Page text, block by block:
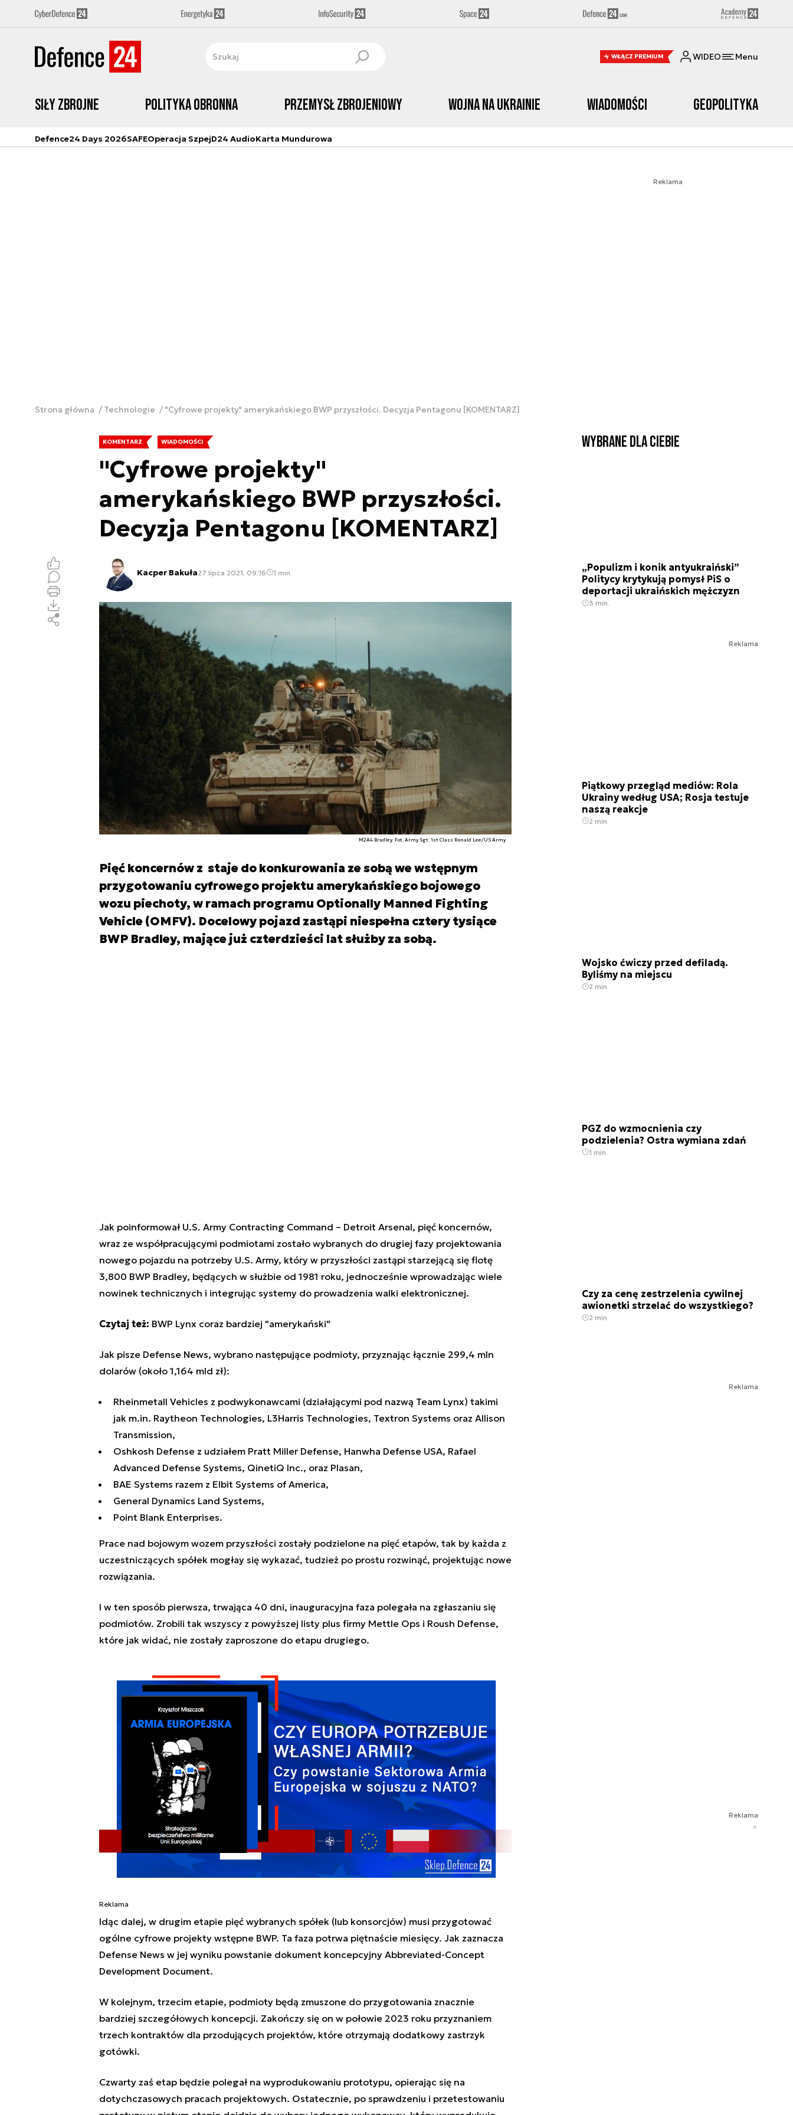
WŁĄCZ PREMIUM WIDEO Menu
Siły zbrojne Polityka obronna Przemysł Zbrojeniowy Wojna na Ukrainie Wiadomości Geopolityka
Defence24 Days 2026SAFEOperacja SzpejD24 AudioKarta Mundurowa
Reklama
Strona główna Technologie "Cyfrowe projekty" amerykańskiego BWP przyszłości. Decyzja Pentagonu [KOMENTARZ]
KOMENTARZ WIADOMOŚCI
"Cyfrowe projekty"
amerykańskiego BWP przyszłości.
Decyzja Pentagonu [KOMENTARZ]
Kacper Bakuła27 lipca 2021, 09:16 1 min.
M2A4 Bradley. Fot. Army Sgt. 1st Class Ronald Lee/US Army
Pięć koncernów z staje do konkurowania ze sobą we wstępnym
przygotowaniu cyfrowego projektu amerykańskiego bojowego
wozu piechoty, w ramach programu Optionally Manned Fighting
Vehicle (OMFV). Docelowy pojazd zastąpi niespełna cztery tysiące
BWP Bradley, mające już czterdzieści lat służby za sobą.
Jak poinformował U.S. Army Contracting Command – Detroit Arsenal, pięć koncernów,
wraz ze współpracującymi podmiotami zostało wybranych do drugiej fazy projektowania
nowego pojazdu na potrzeby U.S. Army, który w przyszłości zastąpi starzejącą się flotę
3,800 BWP Bradley, będących w służbie od 1981 roku, jednocześnie wprowadzając wiele
nowinek technicznych i integrując systemy do prowadzenia walki elektronicznej.
Czytaj też: BWP Lynx coraz bardziej "amerykański"
Jak pisze Defense News, wybrano następujące podmioty, przyznając łącznie 299,4 mln
dolarów (około 1,164 mld zł):
Rheinmetall Vehicles z podwykonawcami (działającymi pod nazwą Team Lynx) takimi
jak m.in. Raytheon Technologies, L3Harris Technologies, Textron Systems oraz Allison
Transmission,
Oshkosh Defense z udziałem Pratt Miller Defense, Hanwha Defense USA, Rafael
Advanced Defense Systems, QinetiQ Inc., oraz Plasan,
BAE Systems razem z Elbit Systems of America,
General Dynamics Land Systems,
Point Blank Enterprises.
Prace nad bojowym wozem przyszłości zostały podzielone na pięć etapów, tak by każda z
uczestniczących spółek mogłay się wykazać, tudzież po prostu rozwinąć, projektując nowe
rozwiązania.
I w ten sposób pierwsza, trwająca 40 dni, inauguracyjna faza polegała na zgłaszaniu się
podmiotów. Zrobili tak wszyscy z powyższej listy plus firmy Mettle Ops i Roush Defense,
które jak widać, nie zostały zaproszone do etapu drugiego.
Reklama
Idąc dalej, w drugim etapie pięć wybranych spółek (lub konsorcjów) musi przygotować
ogólne cyfrowe projekty wstępne BWP. Ta faza potrwa piętnaście miesięcy. Jak zaznacza
Defense News w jej wyniku powstanie dokument koncepcyjny Abbreviated-Concept
Development Document.
W kolejnym, trzecim etapie, podmioty będą zmuszone do przygotowania znacznie
bardziej szczegółowych koncepcji. Zakończy się on w połowie 2023 roku przyznaniem
trzech kontraktów dla przodujących projektów, które otrzymają dodatkowy zastrzyk
gotówki.
Czwarty zaś etap będzie polegał na wyprodukowaniu prototypu, opierając się na
dotychczasowych pracach projektowych. Ostatecznie, po sprawdzeniu i przetestowaniu
Wybrane dla Ciebie
„Populizm i konik antyukraiński”
Politycy krytykują pomysł PiS o
deportacji ukraińskich mężczyzn
3 min.
Reklama
Piątkowy przegląd mediów: Rola
Ukrainy według USA; Rosja testuje
naszą reakcje
2 min.
Wojsko ćwiczy przed defiladą.
Byliśmy na miejscu
2 min.
PGZ do wzmocnienia czy
podzielenia? Ostra wymiana zdań
1 min.
Czy za cenę zestrzelenia cywilnej
awionetki strzelać do wszystkiego?
2 min.
Reklama
Reklama